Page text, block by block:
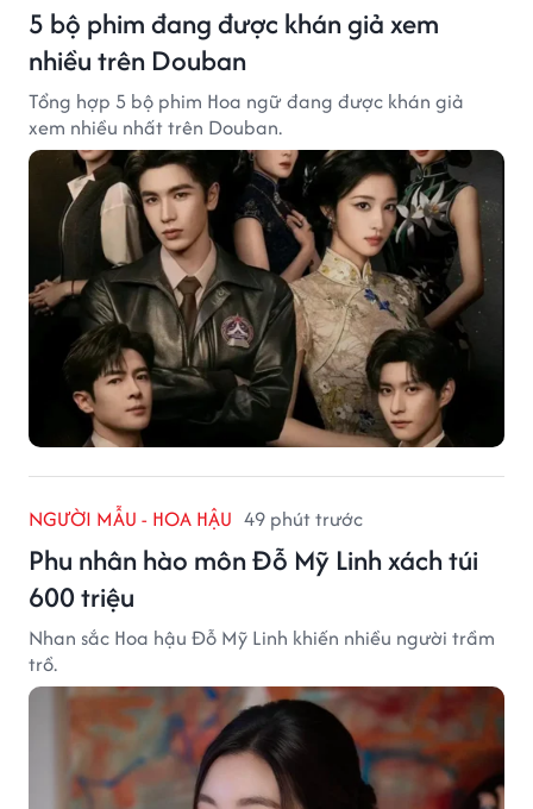
5 bộ phim đang được khán giả xem
nhiều trên Douban
Tổng hợp 5 bộ phim Hoa ngữ đang được khán giả
xem nhiều nhất trên Douban.
NGƯỜI MẪU - HOA HẬU 49 phút trước
Phu nhân hào môn Đỗ Mỹ Linh xách túi
600 triệu
Nhan sắc Hoa hậu Đỗ Mỹ Linh khiến nhiều người trầm
trồ.